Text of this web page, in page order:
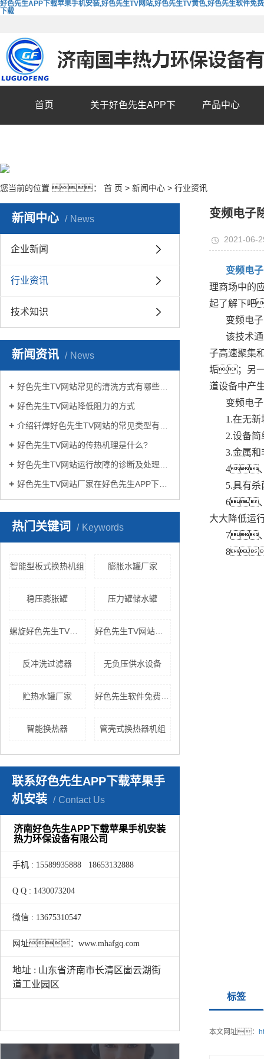
好色先生APP下载苹果手机安装,好色先生TV网站,好色先生TV黄色,好色先生软件免费
下载
首页 关于好色先生APP下 产品中心
您当前的位置 ： 首 页 > 新闻中心 > 行业资讯
新闻中心 News
企业新闻
行业资讯
技术知识
新闻资讯 News
好色先生TV网站常见的清洗方式有哪些？
好色先生TV网站降低阻力的方式
介绍钎焊好色先生TV网站的常见类型有哪些
好色先生TV网站的传热机理是什么?
好色先生TV网站运行故障的诊断及处理方法
好色先生TV网站厂家在好色先生APP下载苹果手机安装生活中有哪些作用？
热门关键词 Keywords
智能型板式换热机组 膨胀水罐厂家
稳压膨胀罐 压力罐储水罐
好色先生TV网站厂家
反冲洗过滤器 无负压供水设备
贮热水罐厂家
智能换热器 管壳式换热器机组
联系好色先生APP下载苹果手
机安装
Contact Us
济南好色先生APP下载苹果手机安装
热力环保设备有限公司
手机 : 15589935888 18653132888
Q Q : 1430073204
微信 : 13675310547
网址：www.mhafgq.com
地址 : 山东省济南市长清区崮云湖街
道工业园区
变频电子
2021-06-
变频电
理商场中的
起了解下
变频电子
该技术
子高速聚集
垢；另一
道设备中
变频电
1.在无
2.设备
3.金属
4、
5.具有
6
大大降低运
7、
8
标签
本文网址：